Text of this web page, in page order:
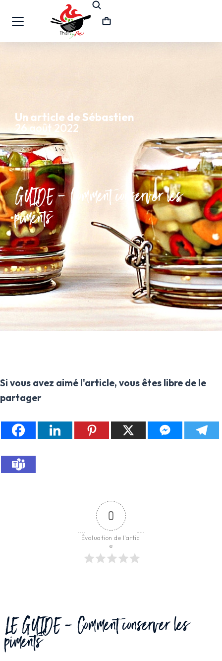
Un article de Sébastien
26 août 2022
GUIDE – Comment conserver les
piments
Si vous avez aimé l'article, vous êtes libre de le
partager
0
Évaluation de l'articl
e
LE GUIDE - Comment conserver les
piments